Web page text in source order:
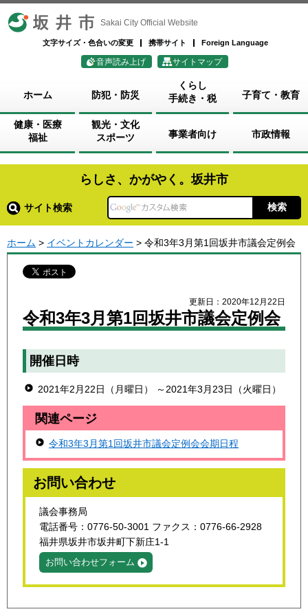
坂井市 Sakai City Official Website
文字サイズ・色合いの変更 携帯サイト Foreign Language
音声読み上げ サイトマップ
ホーム 防犯・防災
くらし
手続き・税
子育て・教育
健康・医療
福祉
観光・文化
スポーツ
事業者向け 市政情報
らしさ、かがやく。坂井市
サイト検索
ホーム > イベントカレンダー > 令和3年3月第1回坂井市議会定例会
更新日：2020年12月22日
令和3年3月第1回坂井市議会定例会
開催日時
2021年2月22日（月曜日） ～2021年3月23日（火曜日）
関連ページ
令和3年3月第1回坂井市議会定例会会期日程
お問い合わせ
議会事務局
電話番号：0776-50-3001 ファクス：0776-66-2928
福井県坂井市坂井町下新庄1-1
お問い合わせフォーム